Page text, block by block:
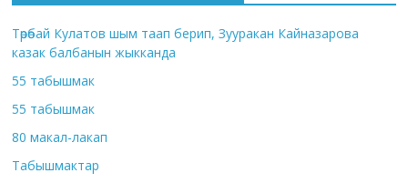
Төрөбай Кулатов шым таап берип, Зууракан Кайназарова
казак балбанын жыкканда
55 табышмак
55 табышмак
80 макал-лакап
Табышмактар